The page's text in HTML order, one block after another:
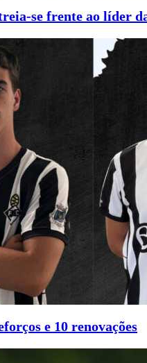
se frente ao líder
e 10 renovações